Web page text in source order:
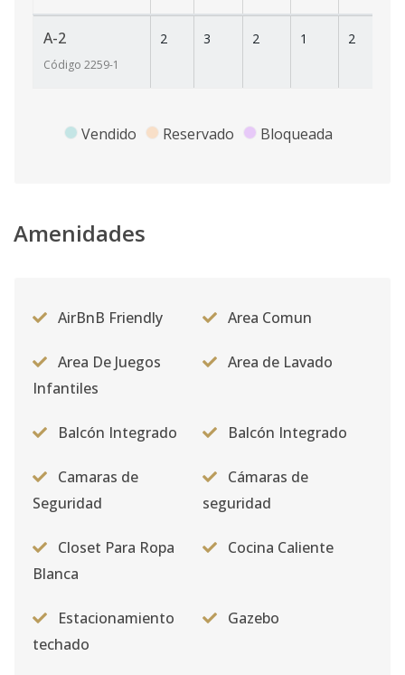
A-2
Código 2259-1
2 3 2 1 2
Vendido Reservado Bloqueada
Amenidades
AirBnB Friendly Area Comun
Area De Juegos
Infantiles
Area de Lavado
Balcón Integrado Balcón Integrado
Camaras de
Seguridad
Cámaras de
seguridad
Closet Para Ropa
Blanca
Cocina Caliente
Estacionamiento
techado
Gazebo